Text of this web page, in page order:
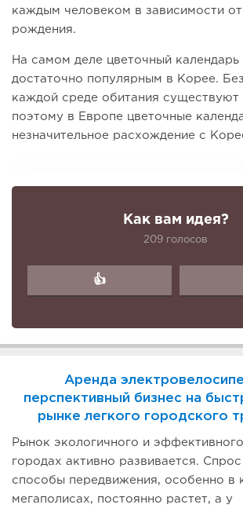
каждым человеком в зависимости от
рождения.
На самом деле цветочный календарь
достаточно популярным в Корее.
каждой среде обитания существуют
поэтому в Европе цветочные
незначительное расхождение с
Как вам идея?
209 голосов
👍
Аренда
перспективный бизнес на
рынке легкого городского
Рынок экологичного и
городах активно развивается.
способы передвижения, особенно в
мегаполисах, постоянно растет, а у